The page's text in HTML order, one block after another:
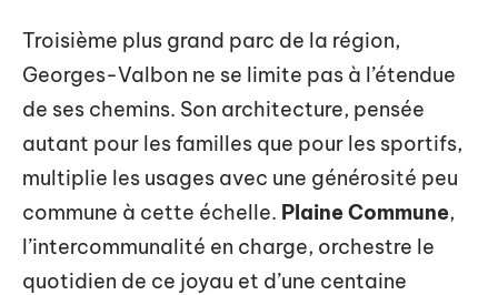
Troisième plus grand parc de la région,
Georges-Valbon ne se limite pas à l’étendue
de ses chemins. Son architecture, pensée
autant pour les familles que pour les sportifs,
multiplie les usages avec une générosité peu
commune à cette échelle. Plaine Commune,
l’intercommunalité en charge, orchestre le
quotidien de ce joyau et d’une centaine